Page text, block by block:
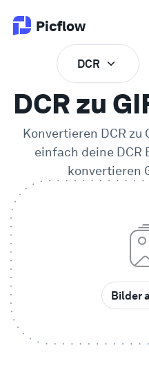
Picflow
Kundengalerie
Kreativer Workflow
DCR
DCR zu
Konvertieren DCR zu
einfach deine DCR
konvertieren
Bilder